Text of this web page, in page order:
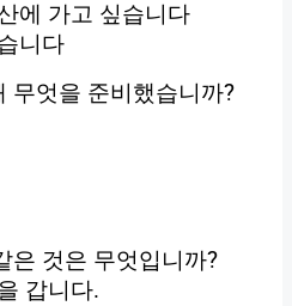
에 가고 싶습니다
니다
무엇을 준비했습니까?
은 것은 무엇입니까?
갑니다.